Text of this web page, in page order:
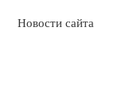
Новости сайта